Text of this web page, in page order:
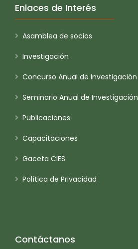
Enlaces de Interés
Asamblea de socios
Investigación
Concurso Anual de Investigación
Seminario Anual de Investigación
Publicaciones
Capacitaciones
Gaceta CIES
Política de Privacidad
Contáctanos